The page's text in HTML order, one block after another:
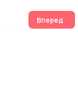
Победы!
Вперед